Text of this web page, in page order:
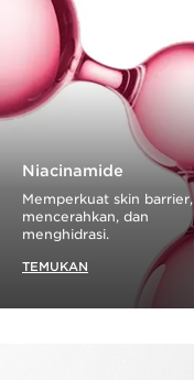
Niacinamide
Memperkuat skin barrier,
mencerahkan, dan
menghidrasi.
TEMUKAN